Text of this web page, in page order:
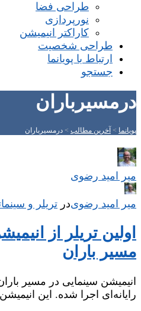
طراحی فضا
نورپردازی
کاراکتر انیمیشن
طراحی شخصیت
ارتباط با پویانما
جستجو
درمسیرباران
پویانما > آخرین مطالب > درمسیرباران
میر امید رضوی
میر امید رضویدر تریلر و
اولین تریلر از
مسیر باران
انیمیشن سینمایی در مسیر
رایانه‌ای اجرا شده. این